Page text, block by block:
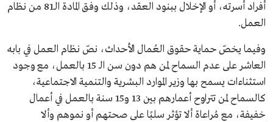
أفراد أسرته، أو الإخلال ببنود العقد، وذلك وفق المادة الـ81 من نظام
العمل.
وفيما يخصّ حماية حقوق العُمال الأحداث، نصّ نظام العمل في بابه
العاشر على عدم السماح لمن هم دون سن الـ 15 بالعمل، مع وجود
استثناءات يسمح بها وزير الموارد البشرية والتنمية الاجتماعية،
كالسماح لمن تتراوح أعمارهم بين 13 و15 سنة بالعمل في أعمال
خفيفة، مع مُراعاة ألا تؤثر سلبًا على صحتهم أو نموهم وألا